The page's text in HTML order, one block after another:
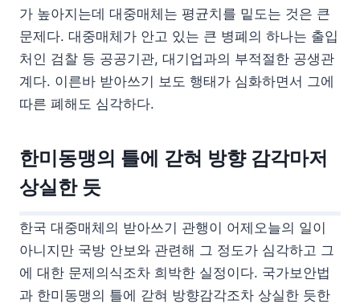
가 높아지는데 대중매체는 평균치를 밑도는 것은 큰
문제다. 대중매체가 안고 있는 큰 병폐의 하나는 출입
처인 검찰 등 공공기관, 대기업과의 부적절한 공생관
계다. 이른바 받아쓰기 보도 행태가 심화하면서 그에
따른 폐해도 심각하다.
한미동맹의 틀에 갇혀 방향 감각마저
상실한 듯
한국 대중매체의 받아쓰기 관행이 어제오늘의 일이
아니지만 국방 안보와 관련해 그 정도가 심각하고 그
에 대한 문제의식조차 희박한 실정이다. 국가보안법
과 한미동맹의 틀에 갇혀 방향감각조차 상실한 듯한